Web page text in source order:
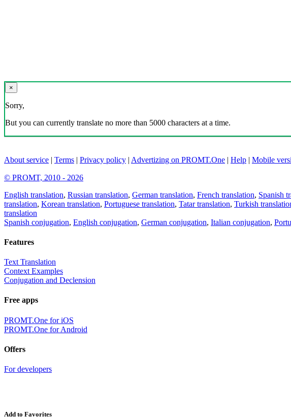
×
Sorry,
But you can currently translate no more than 5000 characters at a time.
About service | Terms | Privacy policy | Advertizing on PROMT.One | Help | Mobile
© PROMT, 2010 - 2026
English translation, Russian translation, German translation, French translation, Spanish
translation, Korean translation, Portuguese translation, Tatar translation, Turkish
translation
Spanish conjugation, English conjugation, German conjugation, Italian conjugation,
Features
Text Translation
Context Examples
Conjugation and Declension
Free apps
PROMT.One for iOS
PROMT.One for Android
Offers
For developers
Add to Favorites